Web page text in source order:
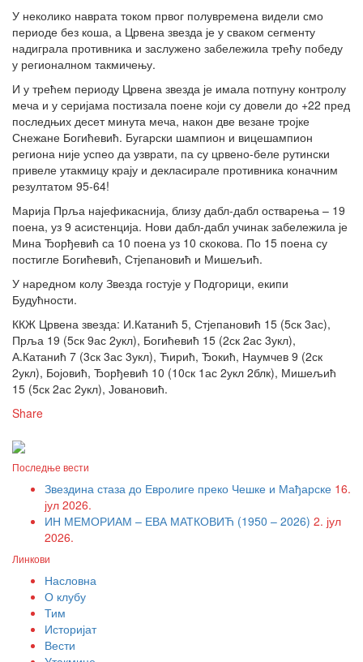
У неколико наврата током првог полувремена видели смо
периоде без коша, а Црвена звезда је у сваком сегменту
надиграла противника и заслужено забележила трећу победу
у регионалном такмичењу.
И у трећем периоду Црвена звезда је имала потпуну контролу
меча и у серијама постизала поене који су довели до +22 пред
последњих десет минута меча, након две везане тројке
Снежане Богићевић. Бугарски шампион и вицешампион
региона није успео да узврати, па су црвено-беле рутински
привеле утакмицу крају и декласирале противника коначним
резултатом 95-64!
Марија Прља најефикаснија, близу дабл-дабл остварења – 19
поена, уз 9 асистенција. Нови дабл-дабл учинак забележила је
Мина Ђорђевић са 10 поена уз 10 скокова. По 15 поена су
постигле Богићевић, Стјепановић и Мишељић.
У наредном колу Звезда гостује у Подгорици, екипи
Будућности.
ККЖ Црвена звезда: И.Катанић 5, Стјепановић 15 (5ск 3ас),
Прља 19 (5ск 9ас 2укл), Богићевић 15 (2ск 2ас 3укл),
А.Катанић 7 (3ск 3ас 3укл), Ћирић, Ђокић, Наумчев 9 (2ск
2укл), Бојовић, Ђорђевић 10 (10ск 1ас 2укл 2блк), Мишељић
15 (5ск 2ас 2укл), Јовановић.
Share
Последње вести
Звездина стаза до Евролиге преко Чешке и Мађарске 16.
јул 2026.
ИН МЕМОРИАМ – ЕВА МАТКОВИЋ (1950 – 2026) 2. јул
2026.
Линкови
Насловна
О клубу
Тим
Историјат
Вести